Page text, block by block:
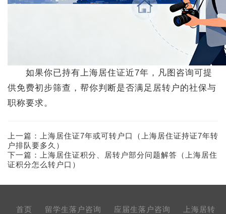
如果你已持有上海居住证近7年，凡图咨询可提
供免费初步筛查，帮你判断是否满足居转户的社保与
职称要求。
上一篇：
上海居住证7年或可转户口（上海居住证持证7年转
户排队要多久）
下一篇：
上海居住证积分、居转户部分问题解答（上海居住
证积分怎么转户口）
首页 留学生落户咨询 应届生落户咨询
上海居转